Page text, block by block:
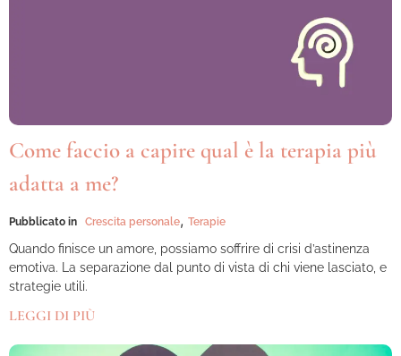
Come faccio a capire qual è la terapia più
adatta a me?
Pubblicato in Crescita personale, Terapie
Quando finisce un amore, possiamo soffrire di crisi d’astinenza
emotiva. La separazione dal punto di vista di chi viene lasciato, e
strategie utili.
LEGGI DI PIÙ